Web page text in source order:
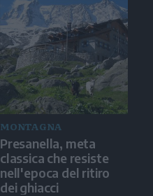
MONTAGNA
Presanella, meta
classica che resiste
nell'epoca del ritiro
dei ghiacci